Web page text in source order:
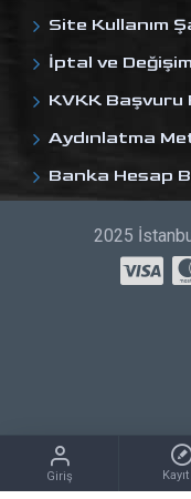
Site Kullanım
İptal ve
KVKK Başvuru
Aydınlatma
Banka Hesap
2025
Giriş